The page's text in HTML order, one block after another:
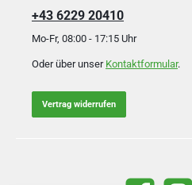
+43 6229 20410
Mo-Fr, 08:00 - 17:15 Uhr
Oder über unser Kontaktformular.
Vertrag widerrufen